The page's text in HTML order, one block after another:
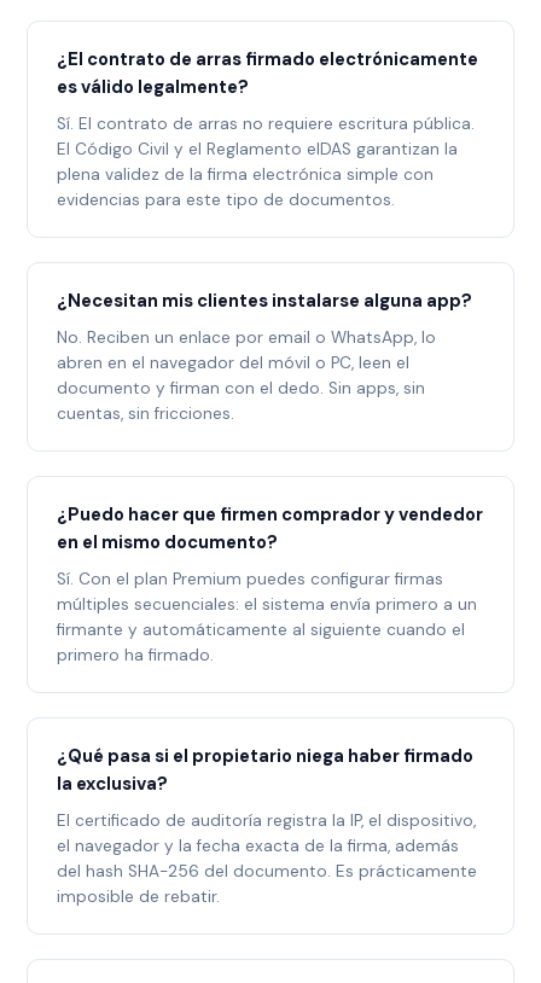
¿El contrato de arras firmado electrónicamente
es válido legalmente?
Sí. El contrato de arras no requiere escritura pública.
El Código Civil y el Reglamento eIDAS garantizan la
plena validez de la firma electrónica simple con
evidencias para este tipo de documentos.
¿Necesitan mis clientes instalarse alguna app?
No. Reciben un enlace por email o WhatsApp, lo
abren en el navegador del móvil o PC, leen el
documento y firman con el dedo. Sin apps, sin
cuentas, sin fricciones.
¿Puedo hacer que firmen comprador y vendedor
en el mismo documento?
Sí. Con el plan Premium puedes configurar firmas
múltiples secuenciales: el sistema envía primero a un
firmante y automáticamente al siguiente cuando el
primero ha firmado.
¿Qué pasa si el propietario niega haber firmado
la exclusiva?
El certificado de auditoría registra la IP, el dispositivo,
el navegador y la fecha exacta de la firma, además
del hash SHA-256 del documento. Es prácticamente
imposible de rebatir.